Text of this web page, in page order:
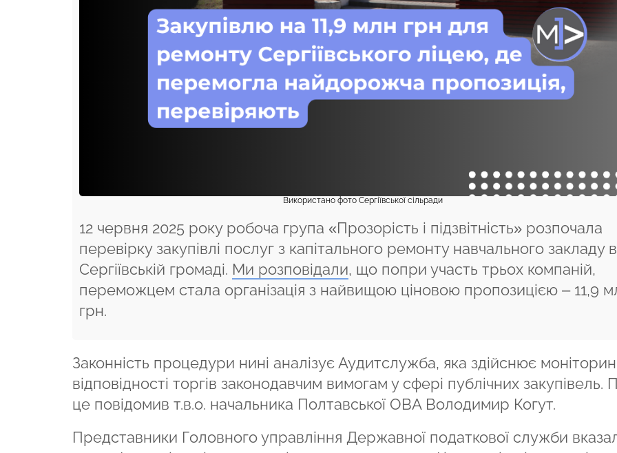
Використано фото Сергіївської сільради
12 червня 2025 року робоча група «Прозорість і підзвітність» розпочала
перевірку закупівлі послуг з капітального ремонту навчального закладу в
Сергіївській громаді. Ми розповідали, що попри участь трьох компаній,
переможцем стала організація з найвищою ціновою пропозицією – 11,9
грн.
Законність процедури нині аналізує Аудитслужба, яка здійснює
відповідності торгів законодавчим вимогам у сфері публічних закупівель.
це повідомив т.в.о. начальника Полтавської ОВА Володимир Когут.
Представники Головного управління Державної податкової служби